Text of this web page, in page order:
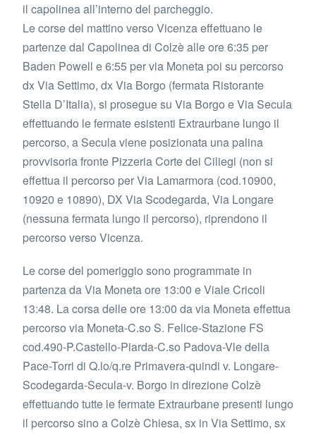
il capolinea all’interno del parcheggio.
Le corse del mattino verso Vicenza effettuano le
partenze dal Capolinea di Colzè alle ore 6:35 per
Baden Powell e 6:55 per via Moneta poi su percorso
dx Via Settimo, dx Via Borgo (fermata Ristorante
Stella D’Italia), si prosegue su Via Borgo e Via Secula
effettuando le fermate esistenti Extraurbane lungo il
percorso, a Secula viene posizionata una palina
provvisoria fronte Pizzeria Corte dei Ciliegi (non si
effettua il percorso per Via Lamarmora (cod.10900,
10920 e 10890), DX Via Scodegarda, Via Longare
(nessuna fermata lungo il percorso), riprendono il
percorso verso Vicenza.
Le corse del pomeriggio sono programmate in
partenza da Via Moneta ore 13:00 e Viale Cricoli
13:48. La corsa delle ore 13:00 da via Moneta effettua
percorso via Moneta-C.so S. Felice-Stazione FS
cod.490-P.Castello-Piarda-C.so Padova-Vle della
Pace-Torri di Q.lo/q.re Primavera-quindi v. Longare-
Scodegarda-Secula-v. Borgo in direzione Colzè
effettuando tutte le fermate Extraurbane presenti lungo
il percorso sino a Colzè Chiesa, sx in Via Settimo, sx